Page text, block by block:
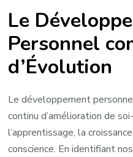
Le
Personnel
d’Évolution
Le développement
continu d’amélioration de
l’apprentissage, la
conscience. En identifiant